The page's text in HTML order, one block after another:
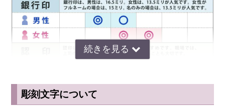
うにしましょう。彩樺は木材系の印材になりますので、ウェットティ
ッシュで印面を拭いたり、水洗いは絶対にお止め下さい。 脆くなり
印面が欠ける原因にもなります。
サイズ選びのアドバイス
彫刻文字について